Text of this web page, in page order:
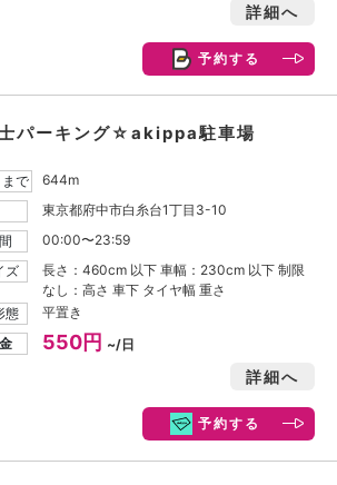
詳細へ
予約する
パーキング☆akippa駐車場
で
644m
東京都府中市白糸台1丁目3-10
00:00〜23:59
ズ
長さ：460cm 以下 車幅：230cm 以下 制限
なし：高さ 車下 タイヤ幅 重さ
態
平置き
550円 ~/日
詳細へ
予約する